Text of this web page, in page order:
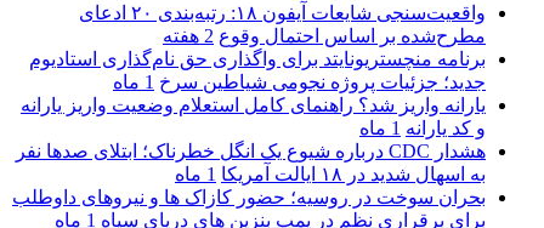
واقعیت‌سنجی شایعات آیفون ۱۸: رتبه‌بندی ۲۰ ادعای
مطرح‌شده بر اساس احتمال وقوع 2 هفته
برنامه منچستریونایتد برای واگذاری حق نام‌گذاری استادیوم
جدید؛ جزئیات پروژه نجومی شیاطین سرخ 1 ماه
یارانه واریز شد؟ راهنمای کامل استعلام وضعیت واریز یارانه
و کد یارانه 1 ماه
هشدار CDC درباره شیوع یک انگل خطرناک؛ ابتلای صدها نفر
به اسهال شدید در ۱۸ ایالت آمریکا
1 ماه
بحران سوخت در روسیه؛ حضور کازاک‌ ها و نیروهای داوطلب
برای برقراری نظم در پمپ بنزین‌ های دریای سیاه 1 ماه